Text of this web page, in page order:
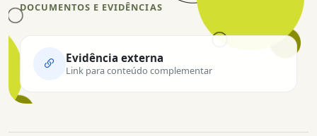
DOCUMENTOS E EVIDÊNCIAS
Evidência externa
Link para conteúdo complementar